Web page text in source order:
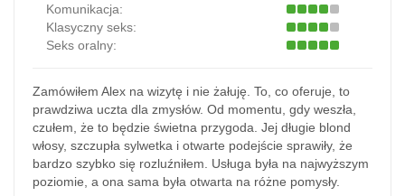
Komunikacja:
Klasyczny seks:
Seks oralny:
Zamówiłem Alex na wizytę i nie żałuję. To, co oferuje, to
prawdziwa uczta dla zmysłów. Od momentu, gdy weszła,
czułem, że to będzie świetna przygoda. Jej długie blond
włosy, szczupła sylwetka i otwarte podejście sprawiły, że
bardzo szybko się rozluźniłem. Usługa była na najwyższym
poziomie, a ona sama była otwarta na różne pomysły.